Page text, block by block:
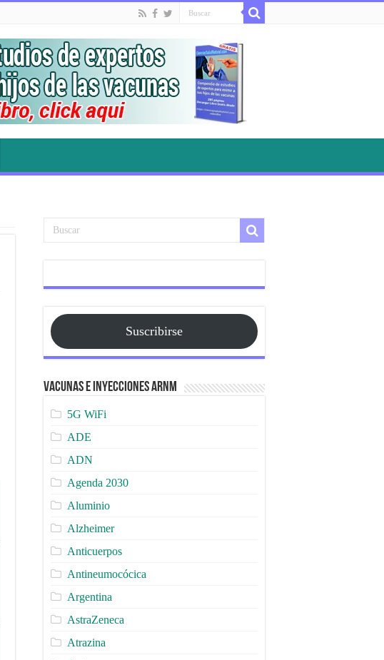
Suscribirse
Vacunas e Inyecciones ARNm
5G WiFi
ADE
ADN
Agenda 2030
Aluminio
Alzheimer
Anticuerpos
Antineumocócica
Argentina
AstraZeneca
Atrazina